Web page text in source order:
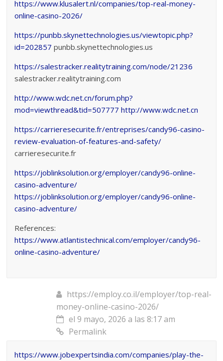
https://www.klusalert.nl/companies/top-real-money-
online-casino-2026/
https://punbb.skynettechnologies.us/viewtopic.php?
id=202857 punbb.skynettechnologies.us
https://salestracker.realitytraining.com/node/21236
salestracker.realitytraining.com
http://www.wdc.net.cn/forum.php?
mod=viewthread&tid=507777 http://www.wdc.net.cn
https://carrieresecurite.fr/entreprises/candy96-casino-
review-evaluation-of-features-and-safety/
carrieresecurite.fr
https://joblinksolution.org/employer/candy96-online-
casino-adventure/
https://joblinksolution.org/employer/candy96-online-
casino-adventure/
References:
https://www.atlantistechnical.com/employer/candy96-
online-casino-adventure/
https://employ.co.il/employer/top-real-
money-online-casino-2026/
el 9 mayo, 2026 a las 8:17 am
Permalink
https://www.jobexpertsindia.com/companies/play-the-